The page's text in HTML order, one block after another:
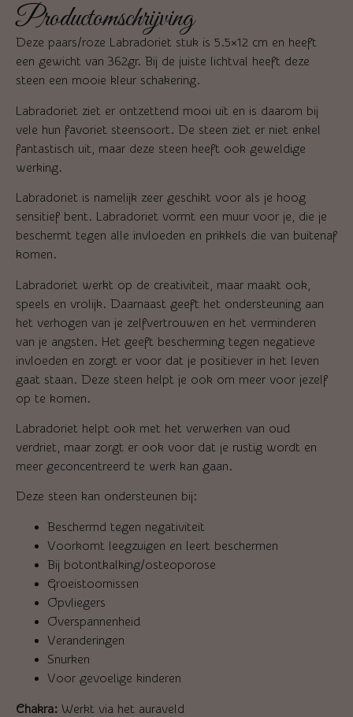
Productomschrijving
Deze paars/roze Labradoriet stuk is 5.5×12 cm en heeft
een gewicht van 362gr. Bij de juiste lichtval heeft deze
steen een mooie kleur schakering.
Labradoriet ziet er ontzettend mooi uit en is daarom bij
vele hun favoriet steensoort. De steen ziet er niet enkel
fantastisch uit, maar deze steen heeft ook geweldige
werking.
Labradoriet is namelijk zeer geschikt voor als je hoog
sensitief bent. Labradoriet vormt een muur voor je, die je
beschermt tegen alle invloeden en prikkels die van buitenaf
komen.
Labradoriet werkt op de creativiteit, maar maakt ook,
speels en vrolijk. Daarnaast geeft het ondersteuning aan
het verhogen van je zelfvertrouwen en het verminderen
van je angsten. Het geeft bescherming tegen negatieve
invloeden en zorgt er voor dat je positiever in het leven
gaat staan. Deze steen helpt je ook om meer voor jezelf
op te komen.
Labradoriet helpt ook met het verwerken van oud
verdriet, maar zorgt er ook voor dat je rustig wordt en
meer geconcentreerd te werk kan gaan.
Deze steen kan ondersteunen bij:
Beschermd tegen negativiteit
Voorkomt leegzuigen en leert beschermen
Bij botontkalking/osteoporose
Groeistoornissen
Opvliegers
Overspannenheid
Veranderingen
Snurken
Voor gevoelige kinderen
Chakra: Werkt via het auraveld